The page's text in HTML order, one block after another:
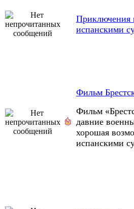
Приключения
испанскими
Фильм
Фильм
давние
хорошая
испанскими